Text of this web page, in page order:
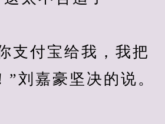
付宝给我，我把
”刘嘉豪坚决的说。